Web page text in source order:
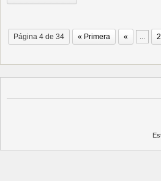
Página 4 de 34 « Primera « ... 2